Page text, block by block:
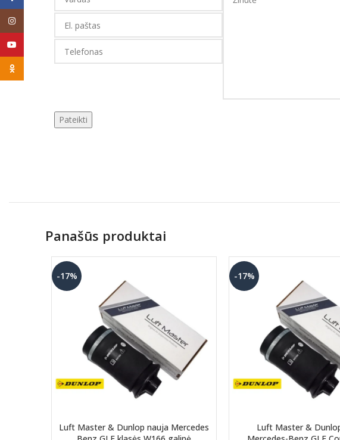
Panašūs produktai
-17%
Luft Master & Dunlop nauja Mercedes
-17%
Luft Master &
Instagram